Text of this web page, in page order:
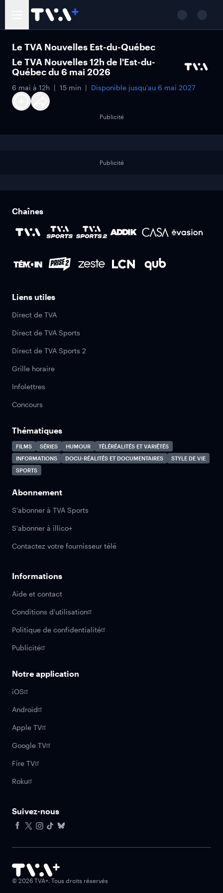
Le TVA Nouvelles Est-du-Québec
Le TVA Nouvelles 12h de l'Est-du-
Québec du 6 mai 2026
6 mai à 12h 15 min Disponible jusqu'au 6 mai 2027
Publicité
Publicité
Chaînes
Liens utiles
Direct de TVA
Direct de TVA Sports
Direct de TVA Sports 2
Grille horaire
Infolettres
Concours
Thématiques
FILMS SÉRIES HUMOUR
TÉLÉRÉALITÉS ET VARIÉTÉS
INFORMATIONS
DOCU-RÉALITÉS ET DOCUMENTAIRES
STYLE DE VIE
SPORTS
Abonnement
S'abonner à TVA Sports
S'abonner à illico+
Contactez votre fournisseur télé
Informations
Aide et contact
Conditions d'utilisation
Politique de confidentialité
Publicité
Notre application
iOS
Android
Apple TV
Google TV
Fire TV
Roku
Suivez-nous
© 2026 TVA+. Tous droits réservés